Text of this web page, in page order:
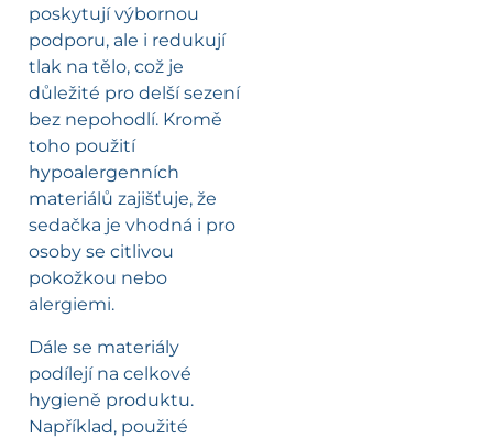
poskytují výbornou
podporu, ale i redukují
tlak na tělo, což je
důležité pro delší sezení
bez nepohodlí. Kromě
toho použití
hypoalergenních
materiálů zajišťuje, že
sedačka je vhodná i pro
osoby se citlivou
pokožkou nebo
alergiemi.
Dále se materiály
podílejí na celkové
hygieně produktu.
Například, použité